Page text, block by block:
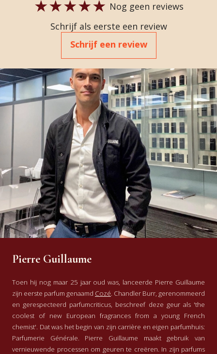
Nog geen reviews
Schrijf als eerste een review
Schrijf een review
Pierre Guillaume
Toen hij nog maar 25 jaar oud was, lanceerde Pierre Guillaume
zijn eerste parfum genaamd Cozé. Chandler Burr, gerenommeerd
en gerespecteerd parfumcriticus, beschreef deze geur als 'the
coolest of new European fragrances from a young French
chemist'. Dat was het begin van zijn carrière en eigen parfumhuis:
Parfumerie Générale. Pierre Guillaume maakt gebruik van
vernieuwende processen om geuren te creëren. In zijn parfums